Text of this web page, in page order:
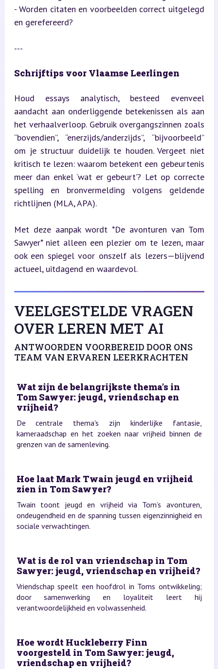
- Worden citaten en voorbeelden correct uitgelegd
en gerefereerd?
---
Schrijftips voor Vlaamse Leerlingen
Houd essays analytisch, besteed evenveel
aandacht aan onderliggende betekenissen als aan
het verhaalverloop. Gebruik overgangszinnen zoals
“bovendien”, “enerzijds/anderzijds”, “bijvoorbeeld”
om je structuur duidelijk te houden. Vergeet niet
kritisch te lezen: waarom betekent een gebeurtenis
meer dan enkel ‘wat er gebeurt’? Let op correcte
spelling en bronvermelding volgens geldende
richtlijnen (MLA, APA).
Met deze aanpak wordt *De avonturen van Tom
Sawyer* niet alleen een plezier om te lezen, maar
ook een spiegel voor onszelf als lezers—blijvend
actueel, uitdagend en waardevol.
VEELGESTELDE VRAGEN
OVER LEREN MET AI
ANTWOORDEN VOORBEREID DOOR ONS
TEAM VAN ERVAREN LEERKRACHTEN
Wat zijn de belangrijkste thema's in
Tom Sawyer: jeugd, vriendschap en
vrijheid?
De centrale thema's zijn kinderlijke fantasie,
kameraadschap en het zoeken naar vrijheid binnen de
grenzen van de samenleving.
Hoe laat Mark Twain jeugd en vrijheid
zien in Tom Sawyer?
Twain toont jeugd en vrijheid via Tom’s avonturen,
ondeugendheid en de spanning tussen eigenzinnigheid en
sociale verwachtingen.
Wat is de rol van vriendschap in Tom
Sawyer: jeugd, vriendschap en vrijheid?
Vriendschap speelt een hoofdrol in Toms ontwikkeling;
door samenwerking en loyaliteit leert hij
verantwoordelijkheid en volwassenheid.
Hoe wordt Huckleberry Finn
voorgesteld in Tom Sawyer: jeugd,
vriendschap en vrijheid?